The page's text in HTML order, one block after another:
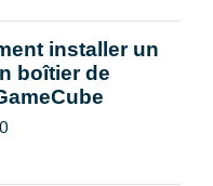
installer un
boîtier de